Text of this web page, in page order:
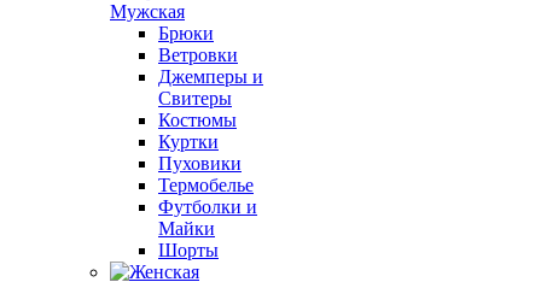
Мужская
Брюки
Ветровки
Джемперы и
Свитеры
Костюмы
Куртки
Пуховики
Термобелье
Футболки и
Майки
Шорты